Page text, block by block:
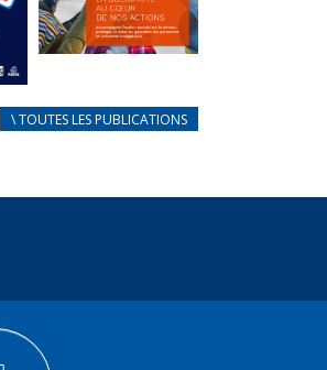
au coeur de
nos actions
\ TOUTES LES PUBLICATIONS